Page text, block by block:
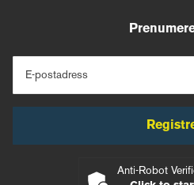
E-postadress
Anti-Robot